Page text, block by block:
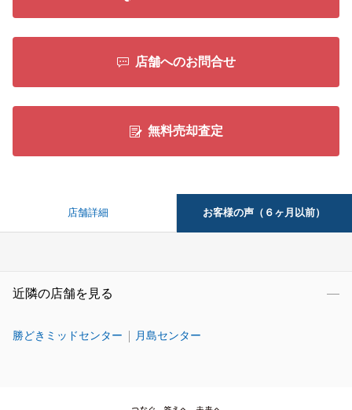
店舗へのお問合せ
無料売却査定
店舗詳細 お客様の声（６ヶ月以前）
近隣の店舗を見る
勝どきミッドセンター 月島センター